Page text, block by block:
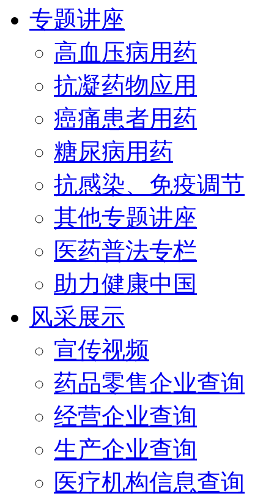
专题讲座
高血压病用药
抗凝药物应用
癌痛患者用药
糖尿病用药
抗感染、免疫调节
其他专题讲座
医药普法专栏
助力健康中国
风采展示
宣传视频
药品零售企业查询
经营企业查询
生产企业查询
医疗机构信息查询